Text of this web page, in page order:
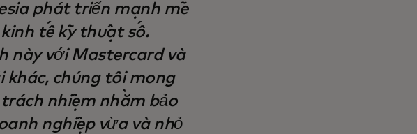
phát triển mạnh mẽ
tế kỹ thuật số.
này với Mastercard và
khác, chúng tôi mong
nhiệm nhằm bảo
nghiệp vừa và nhỏ